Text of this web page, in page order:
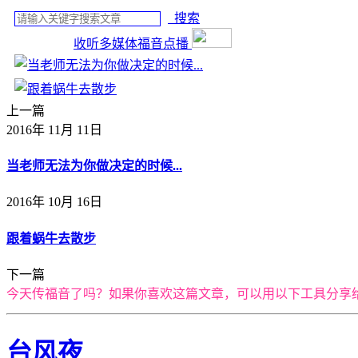
搜索
收听多媒体福音点播
上一篇
2016年 11月 11日
当老师无法为你做决定的时候...
2016年 10月 16日
跟着蜗牛去散步
下一篇
今天传福音了吗？如果你喜欢这篇文章，可以用以下工具分享